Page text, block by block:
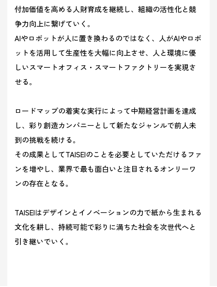
付加価値を高める人財育成を継続し、組織の活性化と競
争力向上に繋げていく。
AIやロボットが人に置き換わるのではなく、人がAIやロボ
ットを活用して生産性を大幅に向上させ、人と環境に優
しいスマートオフィス・スマートファクトリーを実現さ
せる。
ロードマップの着実な実行によって中期経営計画を達成
し、彩り創造カンパニーとして新たなジャンルで前人未
到の挑戦を続ける。
その成果としてTAISEIのことを必要としていただけるファ
ンを増やし、業界で最も面白いと注目されるオンリーワ
ンの存在となる。
TAISEIはデザインとイノベーションの力で紙から生まれる
文化を耕し、持続可能で彩りに満ちた社会を次世代へと
引き継いでいく。